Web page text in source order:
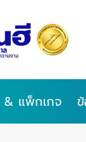
& แพ็กเกจ